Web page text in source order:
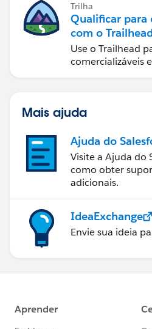
Trilha
Qualificar para
com o
Use o Trailhead
comercializáveis
Mais ajuda
Ajuda do
Visite a Ajuda do
como obter
adicionais.
IdeaExchange
Envie sua ideia